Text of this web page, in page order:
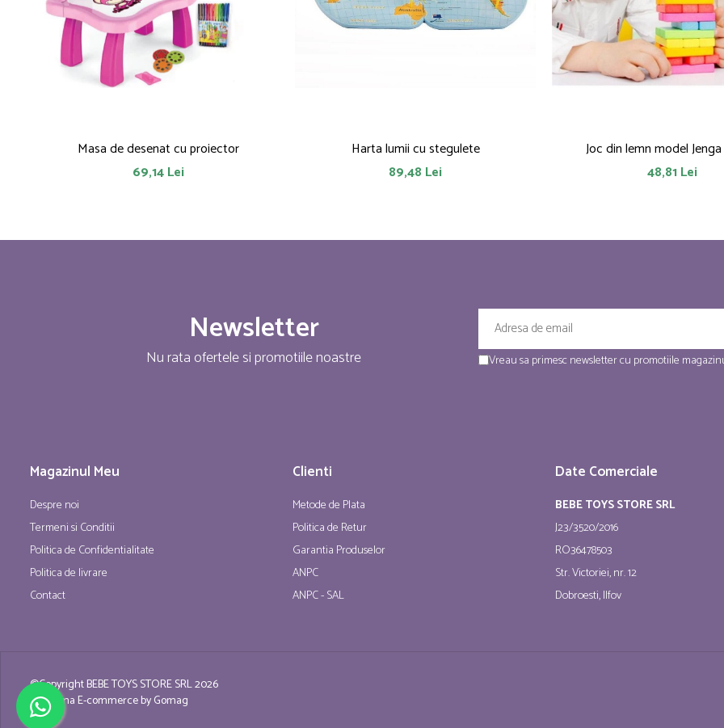
Masa de desenat cu proiector
69,14 Lei
Harta lumii cu stegulete
89,48 Lei
Joc din lemn model
48,81 Lei
Newsletter
Nu rata ofertele si promotiile noastre Vreau sa primesc newsletter cu promotiile
Magazinul Meu
Despre noi
Termeni si Conditii
Politica de Confidentialitate
Politica de livrare
Contact
Clienti
Metode de Plata
Politica de Retur
Garantia Produselor
ANPC
ANPC - SAL
Date Comerciale
BEBE TOYS STORE SRL
J23/3520/2016
RO36478503
Str. Victoriei, nr. 12
Dobroesti, Ilfov
©Copyright BEBE TOYS STORE SRL 2026
Platforma E-commerce by Gomag